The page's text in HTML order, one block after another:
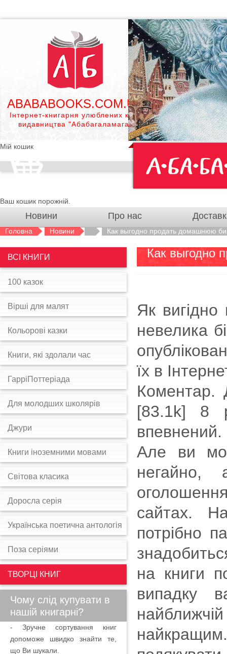
ABABABOOKS.COM.UA
Інтернет-книгарня улюблених книг
видавництва "Абабагаламага"
Мій кошик
Ваш кошик порожній.
Новини Про нас
Головна Новини Как выгодно продать домашнюю
Как выгодно
Як
невелика
їх в
Коментар.
[83.1k] 8
Але ви
негайно,
сайтах.
потрібно
на книги
випадку
ВСІ КНИГИ
100 казок
Вірші для малят
Кольорові казки
Книги, які здолали час
ГарріПоттеріада
Для молодших школярів
Джури
Книги іноземними мовами
Світова класика
Доросла серія
Українська поетична антологія
Поза серіями
ТВОРЦІ КНИГ
Чому слід купувати в
нашій книгарні?
- Зручне сортування книг
допоможе швидко знайти те,
що Ви шукали.